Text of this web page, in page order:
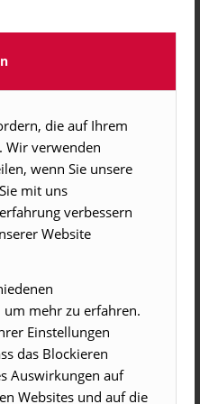
die auf Ihrem
Wir verwenden
wenn Sie unsere
mit uns
verbessern
Website
mehr zu erfahren.
Einstellungen
das Blockieren
Auswirkungen auf
Websites und auf die
aufmerksam werden,
Hinweis. Bei
ist in der Regel ohne
möglich. Soweit auf
Daten
oder eMail-Adressen)
soweit möglich, stets auf
an Dritte
Datenübertragung im
per E-Mail)
Ein lückenloser